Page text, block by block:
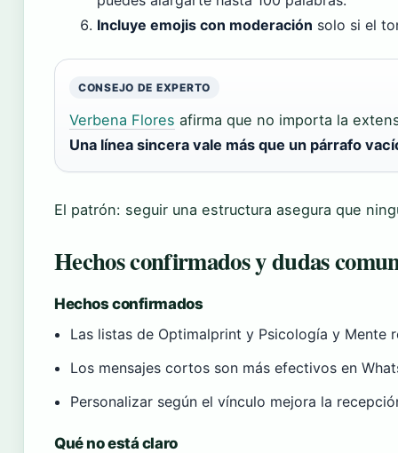
Incluye emojis con moderación solo si el
CONSEJO DE EXPERTO
Verbena Flores afirma que no importa la
Una línea sincera vale más que un párrafo
El patrón: seguir una estructura asegura que
Hechos confirmados y dudas
Hechos confirmados
Las listas de Optimalprint y Psicología y Mente
Los mensajes cortos son más efectivos en
Personalizar según el vínculo mejora la
Qué no está claro